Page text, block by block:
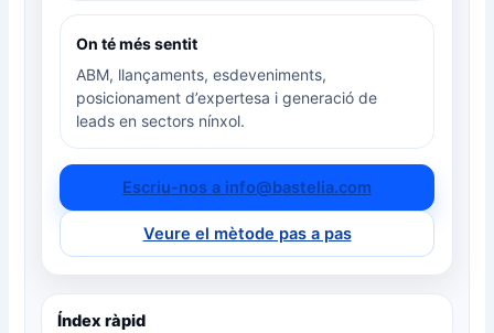
On té més sentit
ABM, llançaments, esdeveniments,
posicionament d’expertesa i generació de
leads en sectors nínxol.
Escriu-nos a info@bastelia.com
Veure el mètode pas a pas
Índex ràpid